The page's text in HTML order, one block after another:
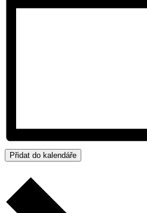
Přidat do kalendáře